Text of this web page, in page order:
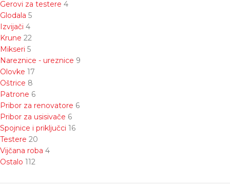
Gerovi za testere 4
Glodala 5
Izvijači 4
Krune 22
Mikseri 5
Nareznice - ureznice 9
Olovke 17
Oštrice 8
Patrone 6
Pribor za renovatore 6
Pribor za usisivače 6
Spojnice i priključci 16
Testere 20
Vijčana roba 4
Ostalo 112